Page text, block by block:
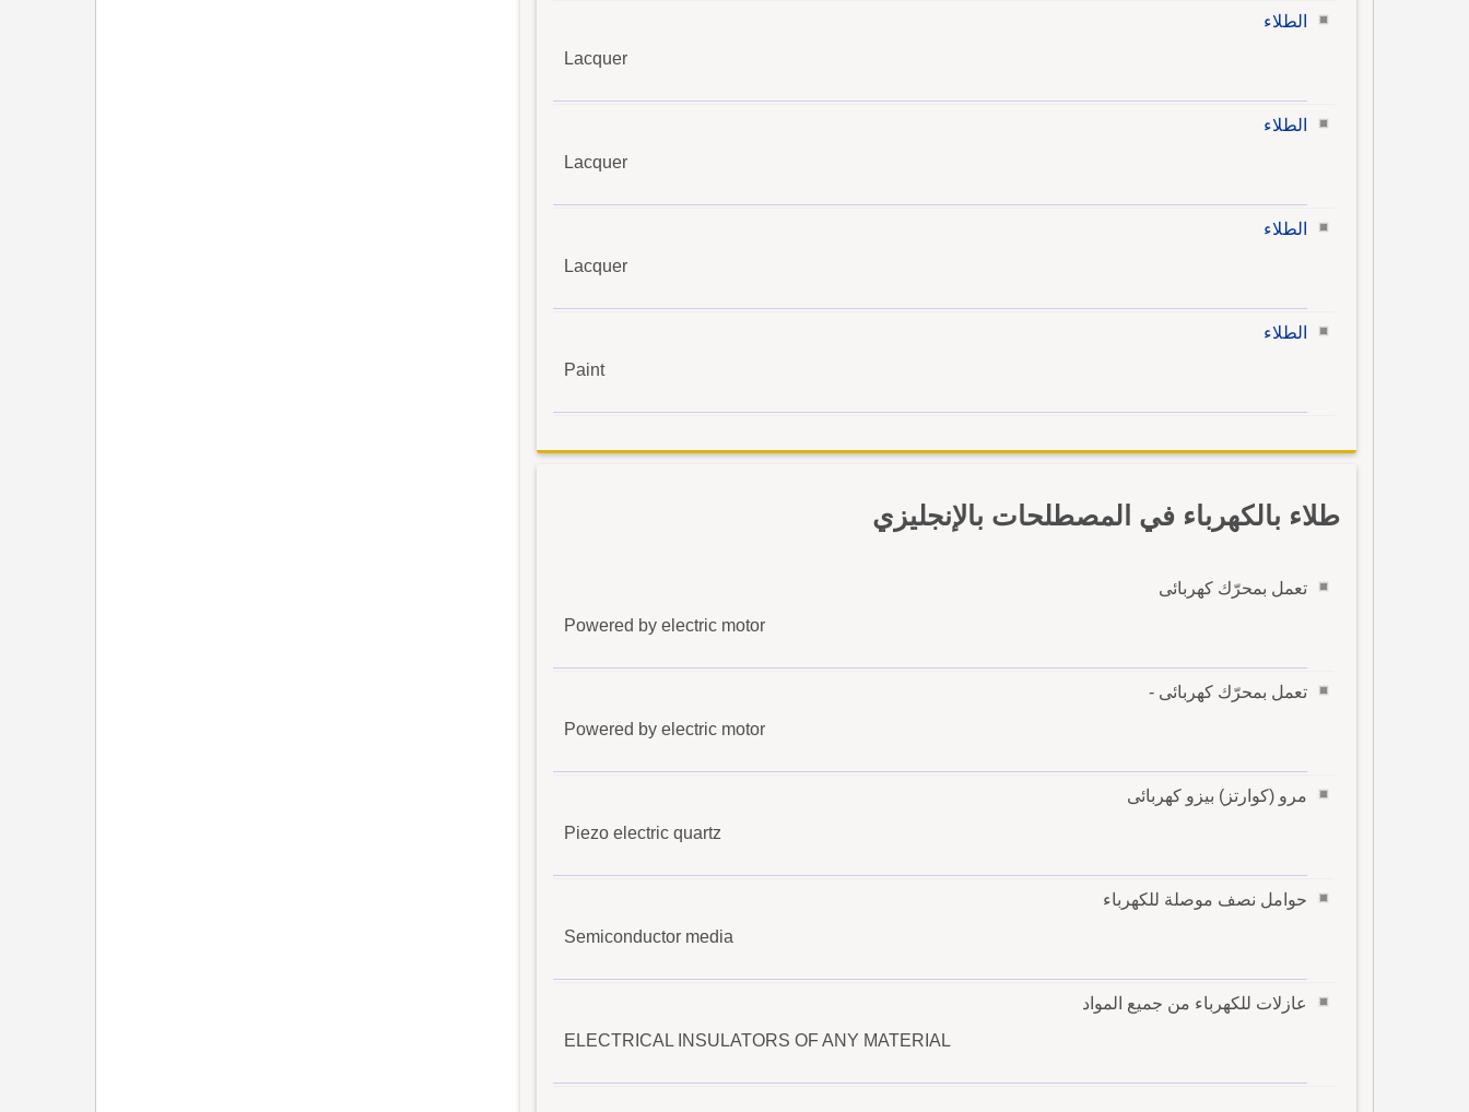
الطلاء
Lacquer
الطلاء
Lacquer
الطلاء
Lacquer
الطلاء
Paint
طلاء بالكهرباء في المصطلحات بالإنجليزي
تعمل بمحرّك كهربائى
Powered by electric motor
تعمل بمحرّك كهربائى -
Powered by electric motor
مرو (كوارتز) بيزو كهربائى
Piezo electric quartz
حوامل نصف موصلة للكهرباء
Semiconductor media
عازلات للكهرباء من جميع المواد
ELECTRICAL INSULATORS OF ANY MATERIAL